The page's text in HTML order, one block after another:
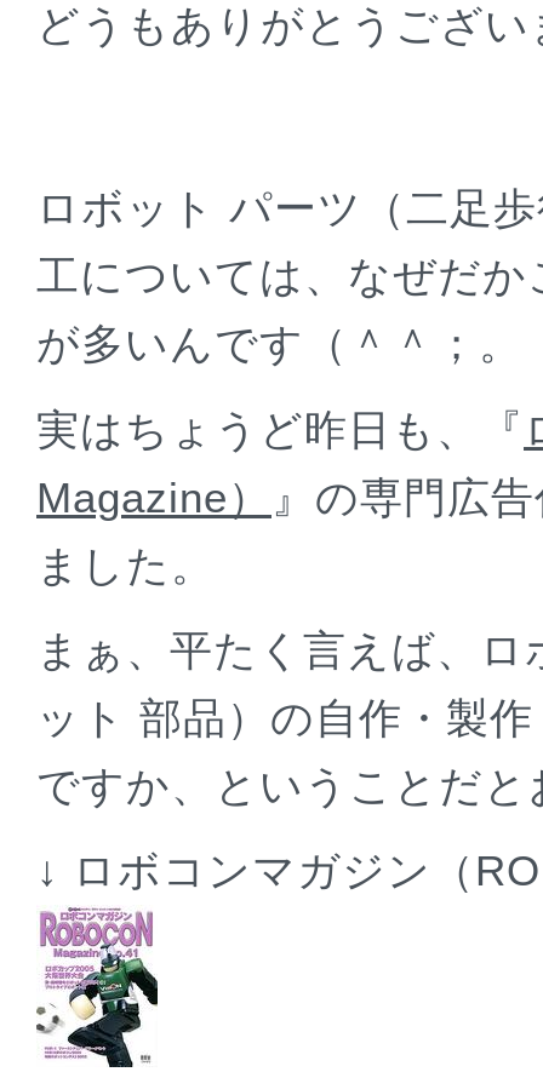
どうもありがとうござい
ロボット パーツ（二足
工については、なぜだ
が多いんです（＾＾；。
実はちょうど昨日も、『
Magazine）
』の専門広
ました。
まぁ、平たく言えば、
ット 部品）の自作・製
ですか、ということだ
↓ ロボコンマガジン（